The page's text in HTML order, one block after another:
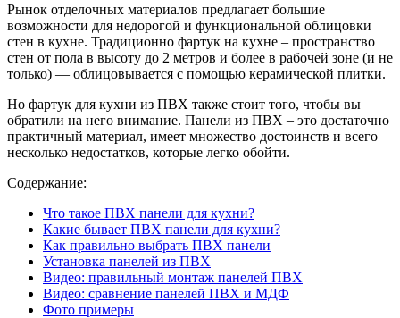
Рынок отделочных материалов предлагает большие
возможности для недорогой и функциональной облицовки
стен в кухне. Традиционно фартук на кухне – пространство
стен от пола в высоту до 2 метров и более в рабочей зоне (и не
только) — облицовывается с помощью керамической плитки.
Но фартук для кухни из ПВХ также стоит того, чтобы вы
обратили на него внимание. Панели из ПВХ – это достаточно
практичный материал, имеет множество достоинств и всего
несколько недостатков, которые легко обойти.
Содержание:
Что такое ПВХ панели для кухни?
Какие бывает ПВХ панели для кухни?
Как правильно выбрать ПВХ панели
Установка панелей из ПВХ
Видео: правильный монтаж панелей ПВХ
Видео: сравнение панелей ПВХ и МДФ
Фото примеры